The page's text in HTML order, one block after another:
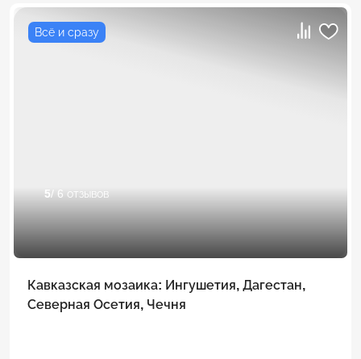
Всё и сразу
5/ 6 отзывов
Кавказская мозаика: Ингушетия, Дагестан,
Северная Осетия, Чечня